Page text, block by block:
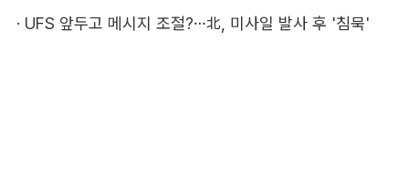
· UFS 앞두고 메시지 조절?…北, 미사일 발사 후 '침묵'